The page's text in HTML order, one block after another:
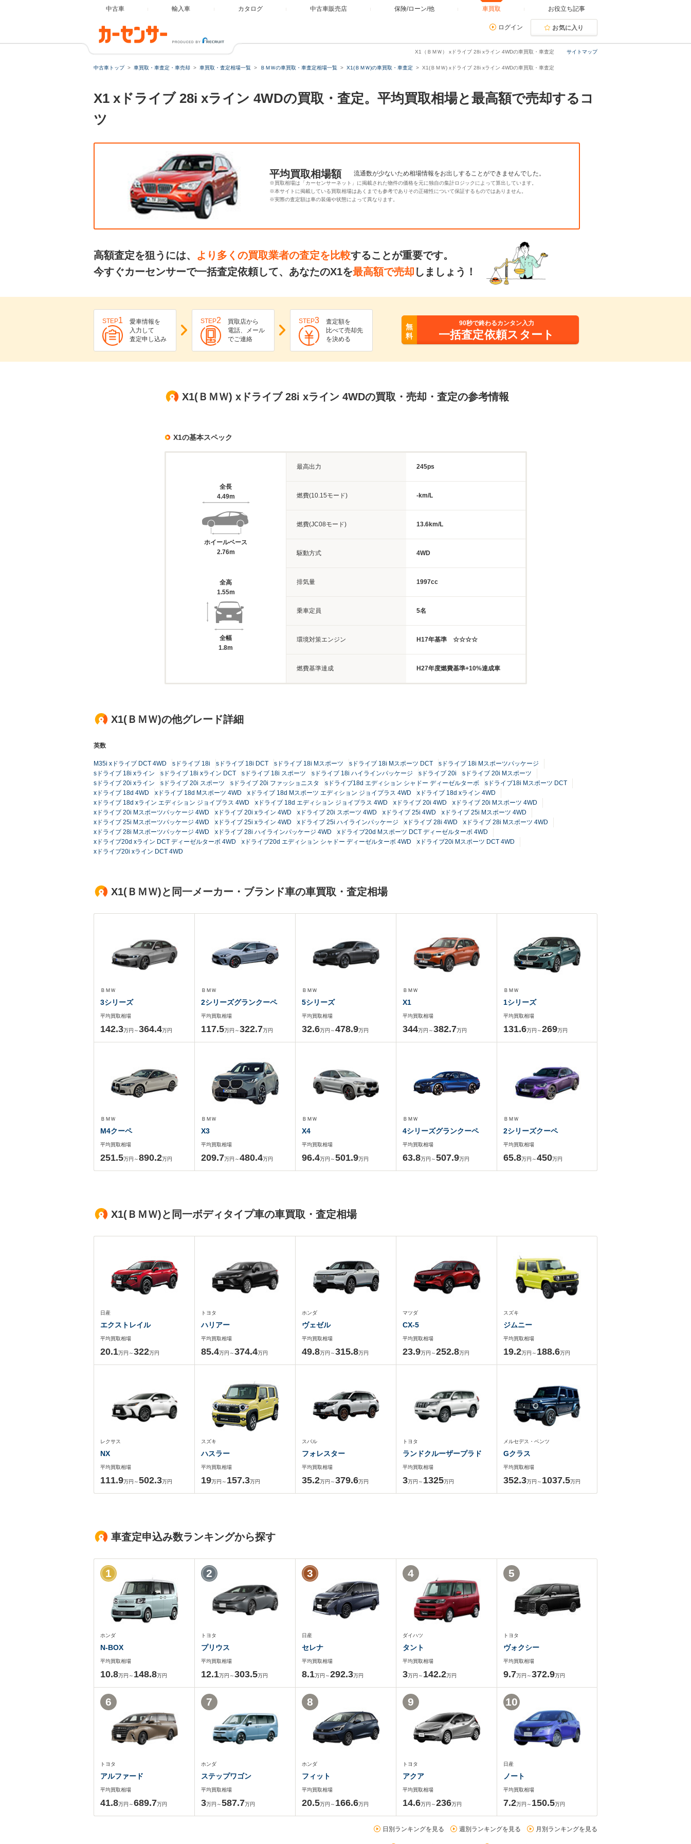
中古車 輸入車 カタログ 中古車販売店 保険/ローン/他 車買取 お役立ち記事
ログイン お気に入り
サイトマップ
X1（ＢＭＷ） xドライブ 28i xライン 4WDの車買取・車査定
中古車トップ 車買取・車査定・車売却 車買取・査定相場一覧 ＢＭＷの車買取・車査定相場一覧 X1(ＢＭＷ)の車買取・車査定 X1(ＢＭＷ) xドライブ 28i xライン 4WDの車買取・車査定
X1 xドライブ 28i xライン 4WDの買取・査定。平均買取相場と最高額で売却するコ
ツ
平均買取相場額 流通数が少ないため相場情報をお出しすることができませんでした。
※買取相場は「カーセンサーネット」に掲載された物件の価格を元に独自の集計ロジックによって算出しています。
※本サイトに掲載している買取相場はあくまでも参考でありその正確性について保証するものではありません。
※実際の査定額は車の装備や状態によって異なります。
高額査定を狙うには、 より多くの買取業者の査定を比較することが重要です。
今すぐカーセンサーで一括査定依頼して、あなたのX1を最高額で売却 しましょう！
STEP1
愛車情報を
入力して
査定申し込み
STEP2
買取店から
電話、メール
でご連絡
STEP3
査定額を
比べて売却先
を決める
無
料
90秒で終わるカンタン入力
一括査定依頼スタート
X1(ＢＭＷ) xドライブ 28i xライン 4WDの買取・売却・査定の参考情報
X1の基本スペック
全長
4.49m
ホイールベース
2.76m
全高
1.55m
全幅
1.8m
最高出力 245ps
燃費(10.15モード) -km/L
燃費(JC08モード) 13.6km/L
駆動方式 4WD
排気量 1997cc
乗車定員 5名
環境対策エンジン H17年基準 ☆☆☆☆
燃費基準達成 H27年度燃費基準+10%達成車
X1(ＢＭＷ)の他グレード詳細
英数
M35i xドライブ DCT 4WD sドライブ 18i sドライブ 18i DCT sドライブ 18i Mスポーツ sドライブ 18i Mスポーツ DCT
sドライブ 18i Mスポーツパッケージ
sドライブ 18i xライン
sドライブ 18i xライン DCT sドライブ 18i スポーツ sドライブ 18i ハイラインパッケージ sドライブ 20i
sドライブ 20i Mスポーツ
sドライブ 20i xライン
sドライブ 20i スポーツ sドライブ 20i ファッショニスタ sドライブ18d エディション シャドー ディーゼルターボ
sドライブ18i Mスポーツ DCT
xドライブ 18d 4WD
xドライブ 18d Mスポーツ 4WD xドライブ 18d Mスポーツ エディション ジョイプラス 4WD
xドライブ 18d xライン 4WD
xドライブ 18d xライン エディション ジョイプラス 4WD
xドライブ 18d エディション ジョイプラス 4WD xドライブ 20i 4WD
xドライブ 20i Mスポーツ 4WD
xドライブ 20i Mスポーツパッケージ 4WD
xドライブ 20i xライン 4WD xドライブ 20i スポーツ 4WD xドライブ 25i 4WD
xドライブ 25i Mスポーツ 4WD
xドライブ 25i Mスポーツパッケージ 4WD
xドライブ 25i xライン 4WD xドライブ 25i ハイラインパッケージ xドライブ 28i 4WD
xドライブ 28i Mスポーツ 4WD
xドライブ 28i Mスポーツパッケージ 4WD
xドライブ 28i ハイラインパッケージ 4WD
xドライブ20d Mスポーツ DCT ディーゼルターボ 4WD
xドライブ20d xライン DCT ディーゼルターボ 4WD
xドライブ20d エディション シャドー ディーゼルターボ 4WD
xドライブ20i Mスポーツ DCT 4WD
xドライブ20i xライン DCT 4WD
X1(ＢＭＷ)と同一メーカー・ブランド車の車買取・査定相場
ＢＭＷ
3シリーズ
平均買取相場
142.3万円～364.4万円
ＢＭＷ
2シリーズグランクーペ
平均買取相場
117.5万円～322.7万円
ＢＭＷ
5シリーズ
平均買取相場
32.6万円～478.9万円
ＢＭＷ
X1
平均買取相場
344万円～382.7万円
ＢＭＷ
1シリーズ
平均買取相場
131.6万円～269万円
ＢＭＷ
M4クーペ
平均買取相場
251.5万円～890.2万円
ＢＭＷ
X3
平均買取相場
209.7万円～480.4万円
ＢＭＷ
X4
平均買取相場
96.4万円～501.9万円
ＢＭＷ
4シリーズグランクーペ
平均買取相場
63.8万円～507.9万円
ＢＭＷ
2シリーズクーペ
平均買取相場
65.8万円～450万円
X1(ＢＭＷ)と同一ボディタイプ車の車買取・査定相場
日産
エクストレイル
平均買取相場
20.1万円～322万円
トヨタ
ハリアー
平均買取相場
85.4万円～374.4万円
ホンダ
ヴェゼル
平均買取相場
49.8万円～315.8万円
マツダ
CX-5
平均買取相場
23.9万円～252.8万円
スズキ
ジムニー
平均買取相場
19.2万円～ 188.6万円
レクサス
NX
平均買取相場
111.9万円～502.3万円
スズキ
ハスラー
平均買取相場
19万円～ 157.3万円
スバル
フォレスター
平均買取相場
35.2万円～379.6万円
トヨタ
ランドクルーザープラド
平均買取相場
3万円～ 1325万円
メルセデス・ベンツ
Gクラス
平均買取相場
352.3万円～ 1037.5万円
車査定申込み数ランキングから探す
ホンダ
N-BOX
平均買取相場
10.8万円～ 148.8万円
1
トヨタ
プリウス
平均買取相場
12.1万円～303.5万円
2
日産
セレナ
平均買取相場
8.1万円～292.3万円
3
ダイハツ
タント
平均買取相場
3万円～ 142.2万円
4
トヨタ
ヴォクシー
平均買取相場
9.7万円～372.9万円
5
トヨタ
アルファード
平均買取相場
41.8万円～689.7万円
6
ホンダ
ステップワゴン
平均買取相場
3万円～587.7万円
7
ホンダ
フィット
平均買取相場
20.5万円～ 166.6万円
8
トヨタ
アクア
平均買取相場
14.6万円～236万円
9
日産
ノート
平均買取相場
7.2万円～ 150.5万円
10
日別ランキングを見る 週別ランキングを見る 月別ランキングを見る